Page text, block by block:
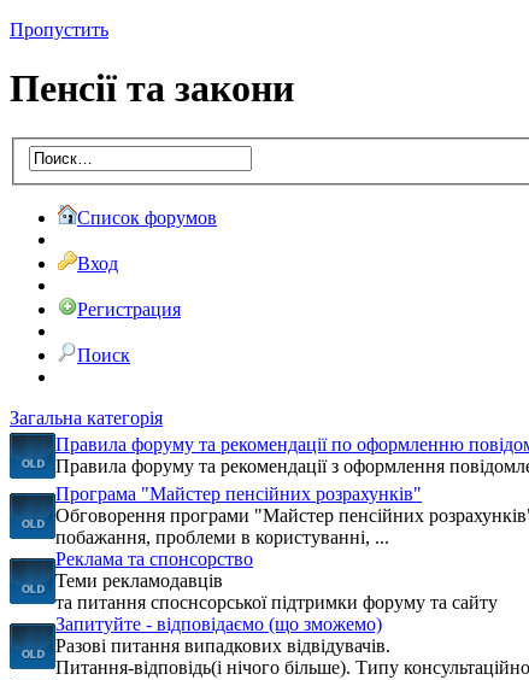
Пропустить
Пенсії та закони
Список форумов
Вход
Регистрация
Поиск
Загальна категорія
Правила форуму та рекомендації по оформленню
Правила форуму та рекомендації з оформлення
Програма "Майстер пенсійних розрахунків"
Обговорення програми "Майстер пенсійних
побажання, проблеми в користуванні, ...
Реклама та спонсорство
Теми рекламодавців
та питання споснсорської підтримки форуму та сайту
Запитуйте - відповідаємо (що зможемо)
Разові питання випадкових відвідувачів.
Питання-відповідь(і нічого більше). Типу